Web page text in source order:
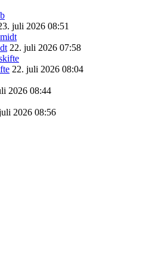
juli 2026 08:51
22. juli 2026 07:58
22. juli 2026 08:04
2026 08:44
2026 08:56